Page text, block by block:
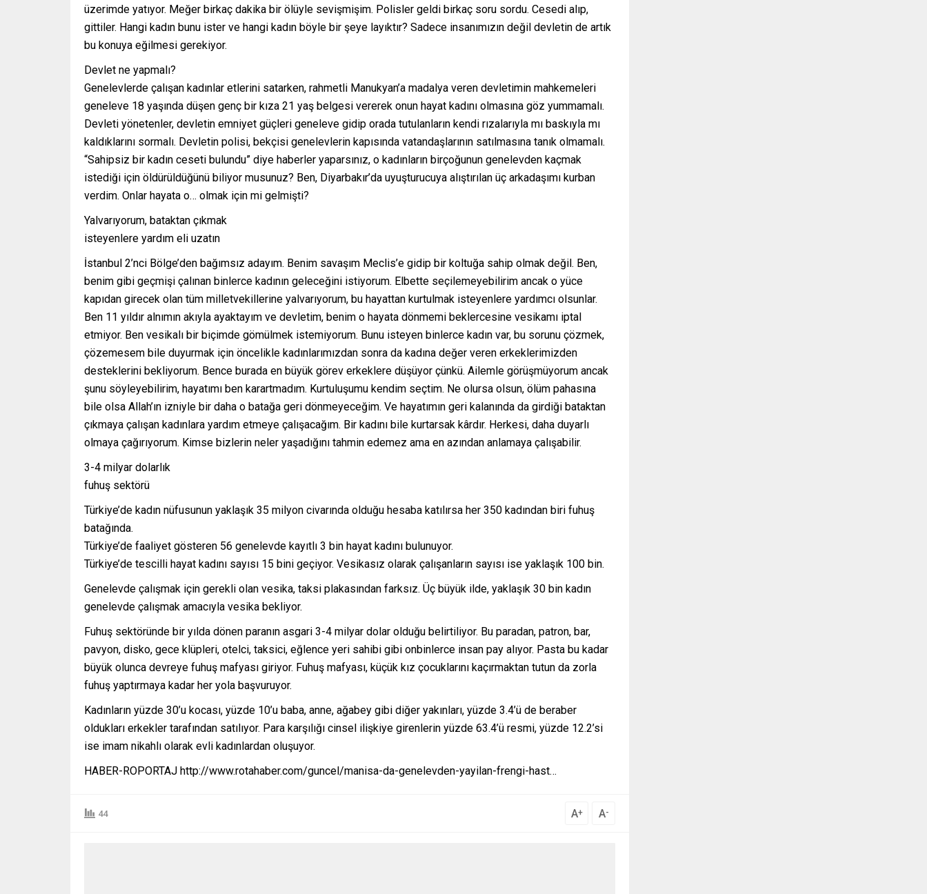
üzerimde yatıyor. Meğer birkaç dakika bir ölüyle sevişmişim. Polisler geldi birkaç soru sordu. Cesedi alıp,
gittiler. Hangi kadın bunu ister ve hangi kadın böyle bir şeye layıktır? Sadece insanımızın değil devletin de artık
bu konuya eğilmesi gerekiyor.
Devlet ne yapmalı?
Genelevlerde çalışan kadınlar etlerini satarken, rahmetli Manukyan’a madalya veren devletimin mahkemeleri
geneleve 18 yaşında düşen genç bir kıza 21 yaş belgesi vererek onun hayat kadını olmasına göz yummamalı.
Devleti yönetenler, devletin emniyet güçleri geneleve gidip orada tutulanların kendi rızalarıyla mı baskıyla mı
kaldıklarını sormalı. Devletin polisi, bekçisi genelevlerin kapısında vatandaşlarının satılmasına tanık olmamalı.
“Sahipsiz bir kadın ceseti bulundu” diye haberler yaparsınız, o kadınların birçoğunun genelevden kaçmak
istediği için öldürüldüğünü biliyor musunuz? Ben, Diyarbakır’da uyuşturucuya alıştırılan üç arkadaşımı kurban
verdim. Onlar hayata o… olmak için mi gelmişti?
Yalvarıyorum, bataktan çıkmak
isteyenlere yardım eli uzatın
İstanbul 2’nci Bölge’den bağımsız adayım. Benim savaşım Meclis’e gidip bir koltuğa sahip olmak değil. Ben,
benim gibi geçmişi çalınan binlerce kadının geleceğini istiyorum. Elbette seçilemeyebilirim ancak o yüce
kapıdan girecek olan tüm milletvekillerine yalvarıyorum, bu hayattan kurtulmak isteyenlere yardımcı olsunlar.
Ben 11 yıldır alnımın akıyla ayaktayım ve devletim, benim o hayata dönmemi beklercesine vesikamı iptal
etmiyor. Ben vesikalı bir biçimde gömülmek istemiyorum. Bunu isteyen binlerce kadın var, bu sorunu çözmek,
çözemesem bile duyurmak için öncelikle kadınlarımızdan sonra da kadına değer veren erkeklerimizden
desteklerini bekliyorum. Bence burada en büyük görev erkeklere düşüyor çünkü. Ailemle görüşmüyorum ancak
şunu söyleyebilirim, hayatımı ben karartmadım. Kurtuluşumu kendim seçtim. Ne olursa olsun, ölüm pahasına
bile olsa Allah’ın izniyle bir daha o batağa geri dönmeyeceğim. Ve hayatımın geri kalanında da girdiği bataktan
çıkmaya çalışan kadınlara yardım etmeye çalışacağım. Bir kadını bile kurtarsak kârdır. Herkesi, daha duyarlı
olmaya çağırıyorum. Kimse bizlerin neler yaşadığını tahmin edemez ama en azından anlamaya çalışabilir.
3-4 milyar dolarlık
fuhuş sektörü
Türkiye’de kadın nüfusunun yaklaşık 35 milyon civarında olduğu hesaba katılırsa her 350 kadından biri fuhuş
batağında.
Türkiye’de faaliyet gösteren 56 genelevde kayıtlı 3 bin hayat kadını bulunuyor.
Türkiye’de tescilli hayat kadını sayısı 15 bini geçiyor. Vesikasız olarak çalışanların sayısı ise yaklaşık 100 bin.
Genelevde çalışmak için gerekli olan vesika, taksi plakasından farksız. Üç büyük ilde, yaklaşık 30 bin kadın
genelevde çalışmak amacıyla vesika bekliyor.
Fuhuş sektöründe bir yılda dönen paranın asgari 3-4 milyar dolar olduğu belirtiliyor. Bu paradan, patron, bar,
pavyon, disko, gece klüpleri, otelci, taksici, eğlence yeri sahibi gibi onbinlerce insan pay alıyor. Pasta bu kadar
büyük olunca devreye fuhuş mafyası giriyor. Fuhuş mafyası, küçük kız çocuklarını kaçırmaktan tutun da zorla
fuhuş yaptırmaya kadar her yola başvuruyor.
Kadınların yüzde 30’u kocası, yüzde 10’u baba, anne, ağabey gibi diğer yakınları, yüzde 3.4’ü de beraber
oldukları erkekler tarafından satılıyor. Para karşılığı cinsel ilişkiye girenlerin yüzde 63.4’ü resmi, yüzde 12.2’si
ise imam nikahlı olarak evli kadınlardan oluşuyor.
HABER-ROPORTAJ http://www.rotahaber.com/guncel/manisa-da-genelevden-yayilan-frengi-hast…
44 A+ A-